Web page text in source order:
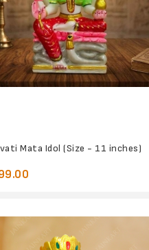
Mata Idol (Size - 11 inches)